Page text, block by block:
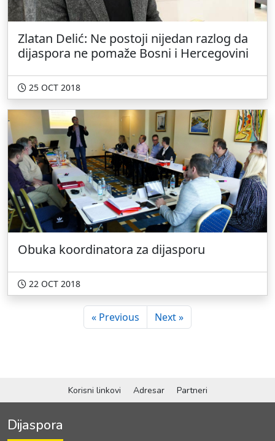
Zlatan Delić: Ne postoji nijedan razlog da
dijaspora ne pomaže Bosni i Hercegovini
25 OCT 2018
Obuka koordinatora za dijasporu
22 OCT 2018
« Previous Next »
Korisni linkovi Adresar Partneri
Dijaspora